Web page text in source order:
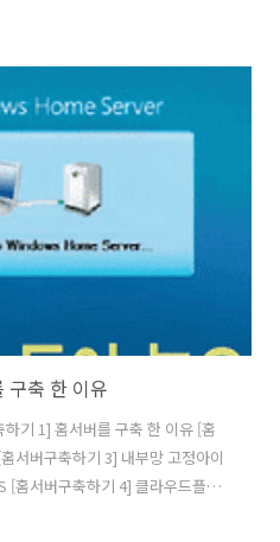
HTTPS) [홈서버구축하기 5]
[홈서버구축하기 7] 공유 스토리
버구축하기 8] 완성된 내 홈서버
그리고 총 비용 왜 홈서버를 구축
지출 비용을 줄이기 위해서였다.
6만원..
구축 한 이유
기 1] 홈서버를 구축 한 이유 [홈
서버구축하기 3] 내부망 고정아이
[홈서버구축하기 4] 클라우드플레